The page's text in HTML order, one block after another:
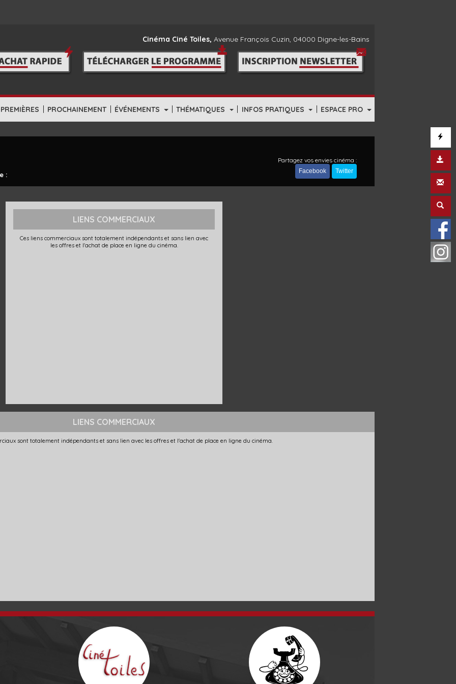
| PROCHAINEMENT | ÉVÉNEMENTS | THÉMATIQUES | INFOS PRATIQUES | ESPACE PRO
Cinéma Ciné Toiles, Avenue François Cuzin, 04000 Digne-les-Bains
:
Partagez vos envies cinéma :
Facebook Twitter
LIENS COMMERCIAUX
Ces liens commerciaux sont totalement indépendants et sans lien avec
les offres et l'achat de place en ligne du cinéma.
LIENS COMMERCIAUX
sont totalement indépendants et sans lien avec les offres et l'achat de place en ligne du cinéma.